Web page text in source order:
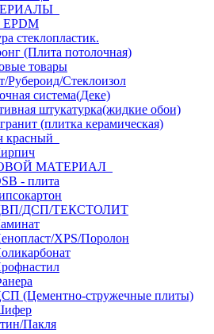
ЕРDM
стеклопластик.
(Плита потолочная)
товары
Рубероид/Стеклоизол
система(Деке)
штукатурка(жидкие обои)
(плитка керамическая)
красный
МАТЕРИАЛ
- плита
ДСП/ТЕКСТОЛИТ
XPS/Поролон
(Цементно-стружечные плиты)
Пакля